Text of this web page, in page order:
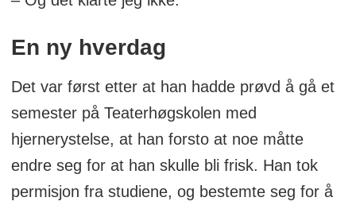
En ny hverdag
Det var først etter at han hadde prøvd å gå et
semester på Teaterhøgskolen med
hjernerystelse, at han forsto at noe måtte
endre seg for at han skulle bli frisk. Han tok
permisjon fra studiene, og bestemte seg for å